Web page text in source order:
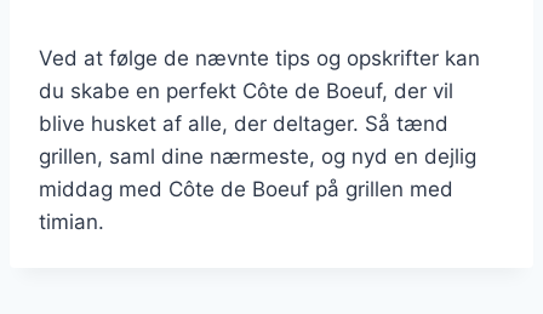
Ved at følge de nævnte tips og opskrifter kan
du skabe en perfekt Côte de Boeuf, der vil
blive husket af alle, der deltager. Så tænd
grillen, saml dine nærmeste, og nyd en dejlig
middag med Côte de Boeuf på grillen med
timian.